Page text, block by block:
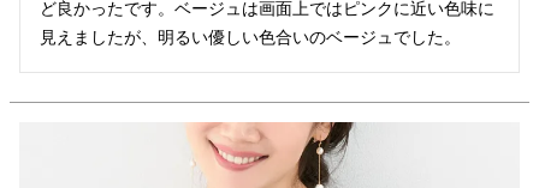
ど良かったです。ベージュは画面上ではピンクに近い色味に
見えましたが、明るい優しい色合いのベージュでした。